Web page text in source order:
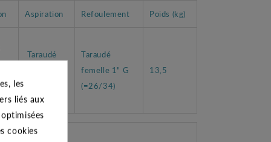
Aspiration Refoulement Poids (kg)
Taraudé
Taraudé
femelle 1" G
(=26/34)
13,5
les
liés aux
cookies